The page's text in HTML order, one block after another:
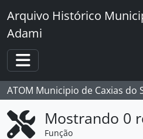
Skip to main content
Arquivo Histórico
Adami
Toggle navigation
ATOM Municipio de Caxias do
Mostrando 0
Função